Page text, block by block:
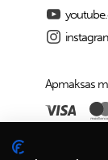
Apmaksas